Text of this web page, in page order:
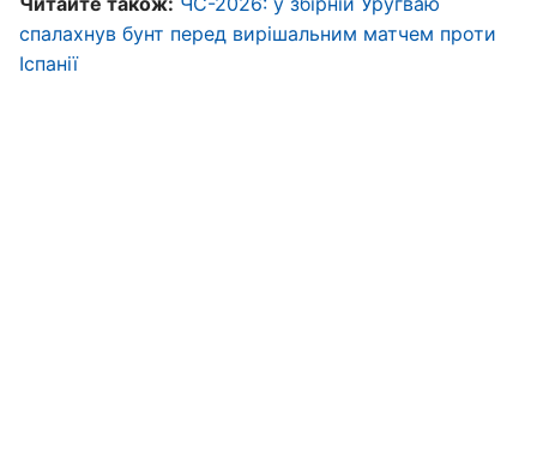
спалахнув бунт перед вирішальним матчем проти
Іспанії